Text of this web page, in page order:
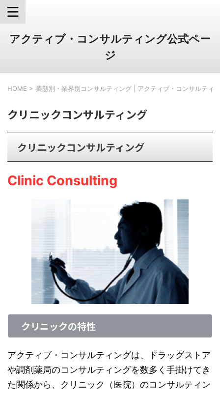
アクティブ・コンサルティング公式ペー
ジ
HOME > 業態別・業界別コンサルティング | アクティブ・コンサルティ
クリニックコンサルティング
クリニックコンサルティング
Clinic Consulting
クリニックの特性
アクティブ・コンサルティングは、ドラッグストア
や調剤薬局のコンサルティングを数多く手掛けてき
た関係から、クリニック（医院）のコンサルティン